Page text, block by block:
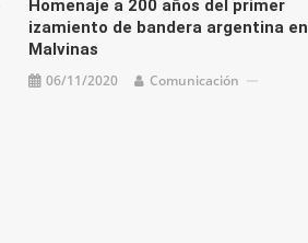
Homenaje a 200 años del primer
izamiento de bandera argentina en
Malvinas
06/11/2020 Comunicación